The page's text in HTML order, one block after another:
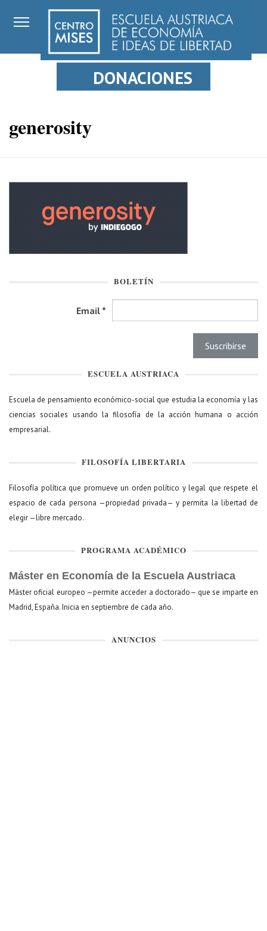
DONACIONES
generosity
BOLETÍN
Email *
ESCUELA AUSTRIACA
Escuela de pensamiento económico-social que estudia la economía y las
ciencias sociales usando la filosofía de la acción humana o acción
empresarial.
FILOSOFÍA LIBERTARIA
Filosofía política que promueve un orden político y legal que respete el
espacio de cada persona —propiedad privada— y permita la libertad de
elegir —libre mercado.
PROGRAMA ACADÉMICO
Máster en Economía de la Escuela Austriaca
Máster oficial europeo —permite acceder a doctorado— que se imparte en
Madrid, España. Inicia en septiembre de cada año.
ANUNCIOS